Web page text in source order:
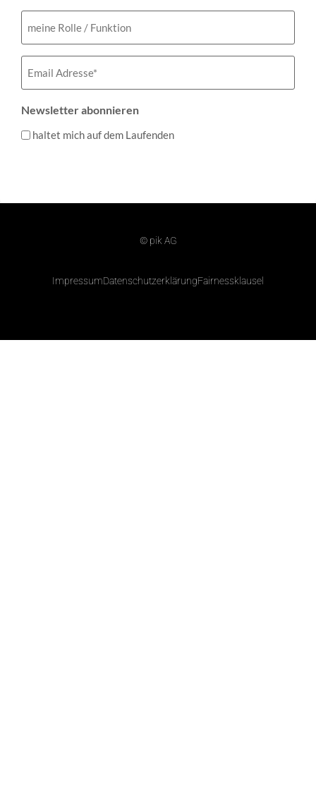
meine
Rolle
Funktion
Email
(erforderlich)
Newsletter abonnieren
haltet mich auf dem Laufenden
© pik AG
ImpressumDatenschutzerklärungFairnessklausel